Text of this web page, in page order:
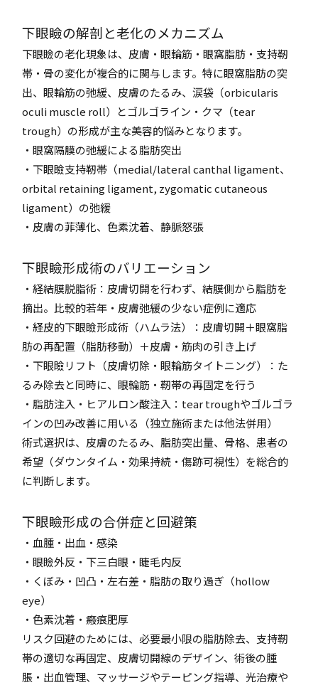
下眼瞼の解剖と老化のメカニズム
下眼瞼の老化現象は、皮膚・眼輪筋・眼窩脂肪・支持靭
帯・骨の変化が複合的に関与します。特に眼窩脂肪の突
出、眼輪筋の弛緩、皮膚のたるみ、涙袋（orbicularis
oculi muscle roll）とゴルゴライン・クマ（tear
trough）の形成が主な美容的悩みとなります。
・眼窩隔膜の弛緩による脂肪突出
・下眼瞼支持靭帯（medial/lateral canthal ligament、
orbital retaining ligament, zygomatic cutaneous
ligament）の弛緩
・皮膚の菲薄化、色素沈着、静脈怒張
下眼瞼形成術のバリエーション
・経結膜脱脂術：皮膚切開を行わず、結膜側から脂肪を
摘出。比較的若年・皮膚弛緩の少ない症例に適応
・経皮的下眼瞼形成術（ハムラ法）：皮膚切開＋眼窩脂
肪の再配置（脂肪移動）＋皮膚・筋肉の引き上げ
・下眼瞼リフト（皮膚切除・眼輪筋タイトニング）：た
るみ除去と同時に、眼輪筋・靭帯の再固定を行う
・脂肪注入・ヒアルロン酸注入：tear troughやゴルゴラ
インの凹み改善に用いる（独立施術または他法併用）
術式選択は、皮膚のたるみ、脂肪突出量、骨格、患者の
希望（ダウンタイム・効果持続・傷跡可視性）を総合的
に判断します。
下眼瞼形成の合併症と回避策
・血腫・出血・感染
・眼瞼外反・下三白眼・睫毛内反
・くぼみ・凹凸・左右差・脂肪の取り過ぎ（hollow
eye）
・色素沈着・瘢痕肥厚
リスク回避のためには、必要最小限の脂肪除去、支持靭
帯の適切な再固定、皮膚切開線のデザイン、術後の腫
脹・出血管理、マッサージやテーピング指導、光治療や